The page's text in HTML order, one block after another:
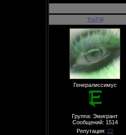
TraTill
Генералиссимус
Группа: Эмигрант
Сообщений: 1514
Репутация: 22